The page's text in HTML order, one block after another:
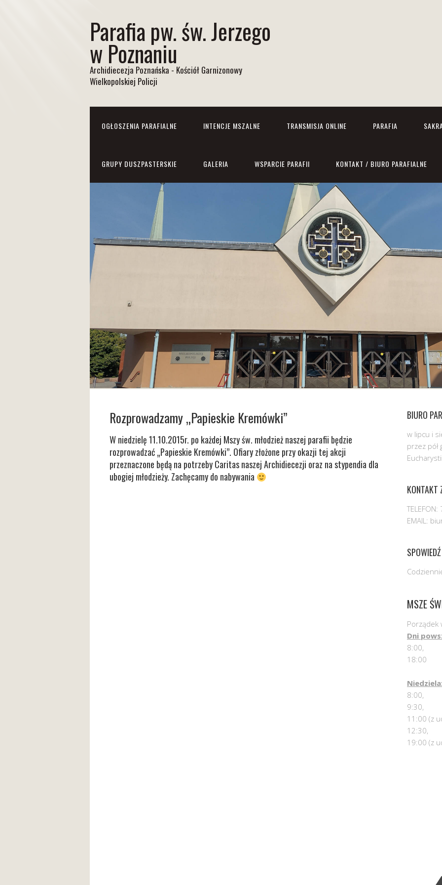
Parafia pw. św. Jerzego
w Poznaniu
Archidiecezja Poznańska - Kościół Garnizonowy
Wielkopolskiej Policji
OGŁOSZENIA PARAFIALNE INTENCJE MSZALNE TRANSMISJA ONLINE PARAFIA
GRUPY DUSZPASTERSKIE GALERIA WSPARCIE PARAFII KONTAKT / BIURO PARAFIALNE
Rozprowadzamy „Papieskie Kremówki”
W niedzielę 11.10.2015r. po każdej Mszy św. młodzież naszej parafii będzie
rozprowadzać „Papieskie Kremówki”. Ofiary złożone przy okazji tej akcji
przeznaczone będą na potrzeby Caritas naszej Archidiecezji oraz na stypendia dla
ubogiej młodzieży. Zachęcamy do nabywania
BIURO
w lipcu i
przez
Eucharystii
KONTAKT
EMAIL:
MSZE
Porządek
Dni
8:00,
18:00
Niedziela:
8:00,
9:30,
11:00 (z
12:30,
19:00 (z